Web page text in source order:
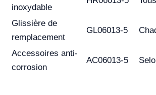
inoxydable
Glissière de
remplacement
GL06013-5
Accessoires anti-
corrosion
AC06013-5